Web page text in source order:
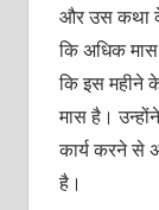
और उस कथा के
कि अधिक मास
कि इस महीने
मास है।
कार्य करने से
है।